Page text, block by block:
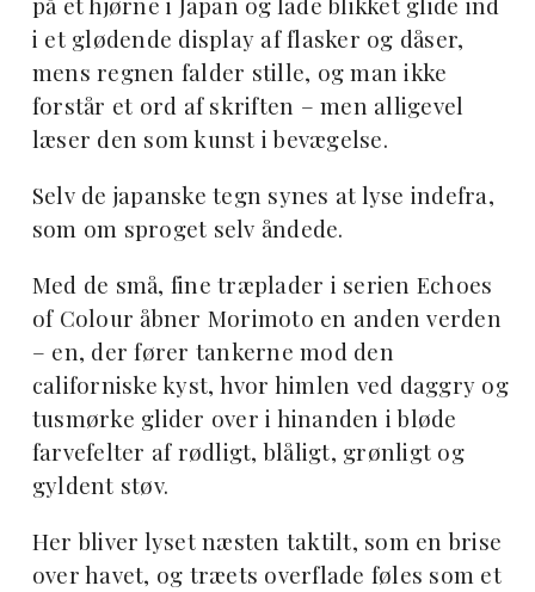
i et glødende display af flasker og dåser,
mens regnen falder stille, og man ikke
forstår et ord af skriften – men alligevel
læser den som kunst i bevægelse.
Selv de japanske tegn synes at lyse indefra,
som om sproget selv åndede.
Med de små, fine træplader i serien Echoes
of Colour åbner Morimoto en anden verden
– en, der fører tankerne mod den
californiske kyst, hvor himlen ved daggry og
tusmørke glider over i hinanden i bløde
farvefelter af rødligt, blåligt, grønligt og
gyldent støv.
Her bliver lyset næsten taktilt, som en brise
over havet, og træets overflade føles som et